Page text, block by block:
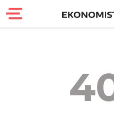
Carreira